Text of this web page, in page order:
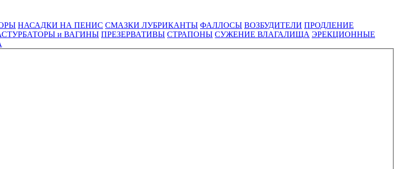
НАСАДКИ НА ПЕНИС СМАЗКИ ЛУБРИКАНТЫ ФАЛЛОСЫ ВОЗБУДИТЕЛИ ПРОДЛЕНИЕ
и ВАГИНЫ ПРЕЗЕРВАТИВЫ СТРАПОНЫ СУЖЕНИЕ ВЛАГАЛИЩА ЭРЕКЦИОННЫЕ